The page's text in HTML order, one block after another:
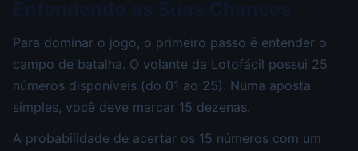
Para dominar o jogo, o primeiro passo é entender o
campo de batalha. O volante da Lotofácil possui 25
números disponíveis (do 01 ao 25). Numa aposta
simples, você deve marcar 15 dezenas.
A probabilidade de acertar os 15 números com um